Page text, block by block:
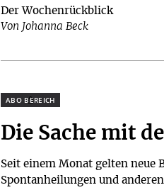
Der Wochenrückblick
Von Johanna Beck
Plus
Die Sache mit
Seit einem Monat gelten neue
Spontanheilungen und